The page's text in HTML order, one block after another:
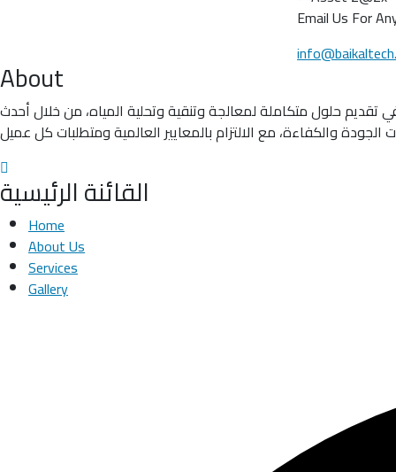
Email Us For
About
شركة متخصصة في تقديم حلول متكاملة لمعالجة وتنقية وتحلية المياه، من خلال أحدث
القائنة الرئيسية
Home
About Us
Services
Gallery